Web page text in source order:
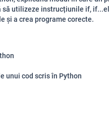
să utilizeze instrucțiunile if,
și a crea programe corecte.
unui cod scris în Python